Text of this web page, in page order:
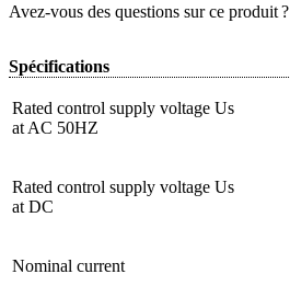
Avez‑vous des questions sur ce produit ?
Spécifications
Rated control supply voltage Us
at AC 50HZ
Rated control supply voltage Us
at DC
Nominal current